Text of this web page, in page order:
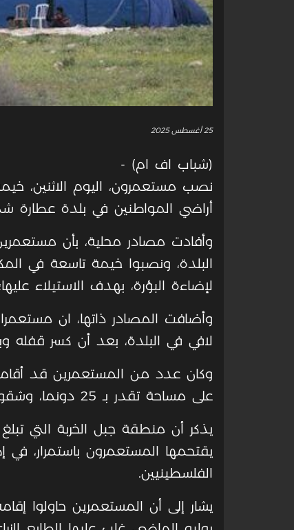
25 أغسطس 2025
(شباب اف ام) -
نصب مستعمرون، اليوم الاثنين،
أراضي المواطنين في بلدة عطارة
وأفادت مصادر محلية، بأن
البلدة، ونصبوا خيمة تاسعة في
لإضاءة البؤرة، بهدف الاستيلاء
وأضافت المصادر ذاتها، ان
لافي في البلدة، بعد أن كسر قفله
على مساحة تقدر بـ 25 دونما، وشقوا طرقا ترابية.
يقتحمها المستعمرون باستمرار، في
الفلسطينيين.